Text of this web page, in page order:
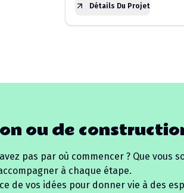
Détails Du Projet
ou de
pas par où commencer ? Que vous
à chaque étape.
de vos idées pour donner vie à des